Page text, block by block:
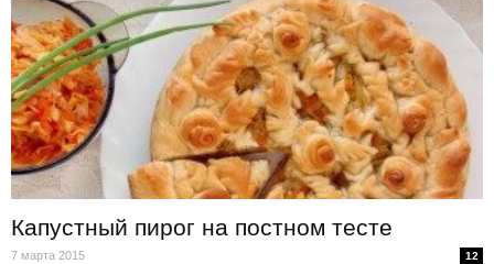
Капустный пирог на постном тесте
7 марта 2015 12